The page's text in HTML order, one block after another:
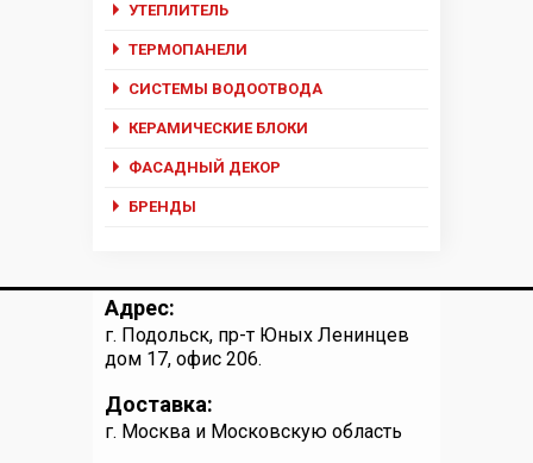
УТЕПЛИТЕЛЬ
ТЕРМОПАНЕЛИ
СИСТЕМЫ ВОДООТВОДА
КЕРАМИЧЕСКИЕ БЛОКИ
ФАСАДНЫЙ ДЕКОР
БРЕНДЫ
Адрес:
г. Подольск, пр-т Юных Ленинцев
дом 17, офис 206.
Доставка:
г. Москва и Московскую область